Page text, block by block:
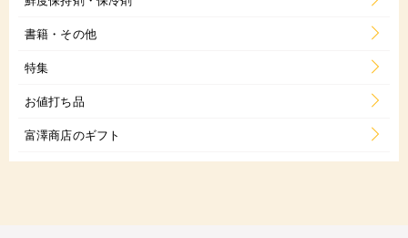
書籍・その他
特集
お値打ち品
富澤商店のギフト